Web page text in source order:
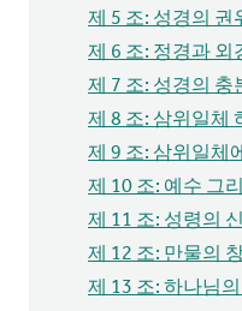
제 5 조: 성경의 권
제 6 조: 정경과 외
제 7 조: 성경의 충
제 8 조: 삼위일체
제 9 조: 삼위일체
제 10 조: 예수 그
제 11 조: 성령의
제 12 조: 만물의
제 13 조: 하나님의